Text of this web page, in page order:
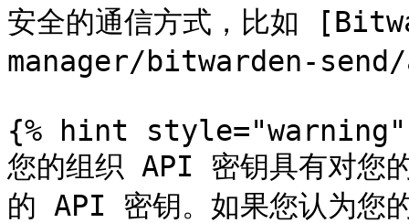
安全的通信方式，比如
manager/bitwarden-
{% hint style="warning"
您的组织 API 密钥具有对您
的 API 密钥。如果您认为您